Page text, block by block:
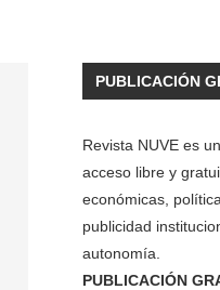
PUBLICACIÓN
Revista NUVE es
acceso libre y
económicas,
publicidad
autonomía.
PUBLICACIÓN